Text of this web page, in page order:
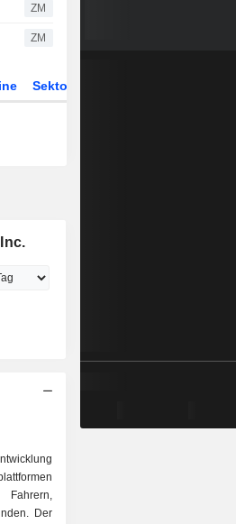
ZM
ZM
Sektor
Der